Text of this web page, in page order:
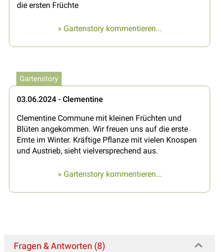
die ersten Früchte
» Gartenstory kommentieren...
Gartenstory
03.06.2024 - Clementine
Clementine Commune mit kleinen Früchten und
Blüten angekommen. Wir freuen uns auf die erste
Ernte im Winter. Kräftige Pflanze mit vielen Knospen
und Austrieb, sieht vielversprechend aus.
» Gartenstory kommentieren...
Fragen & Antworten (8)